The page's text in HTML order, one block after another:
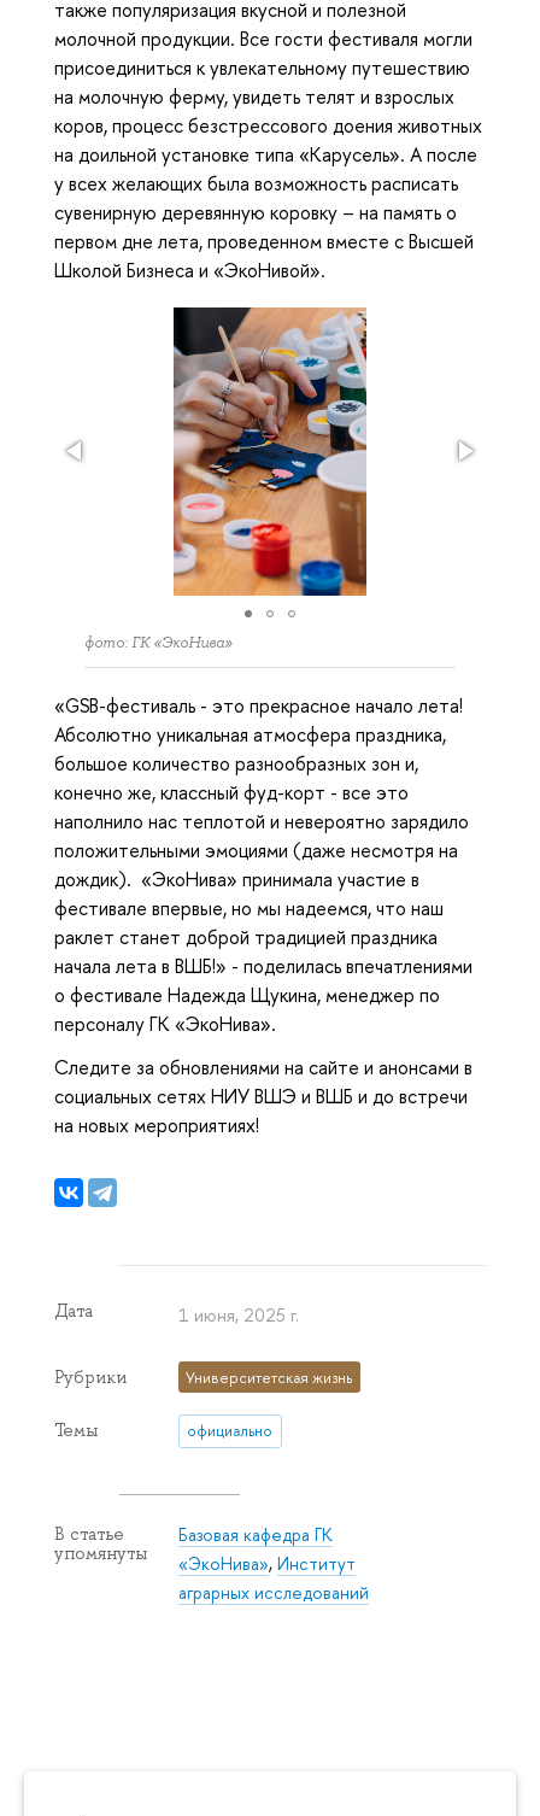
также популяризация вкусной и полезной
молочной продукции. Все гости фестиваля могли
присоединиться к увлекательному путешествию
на молочную ферму, увидеть телят и взрослых
коров, процесс безстрессового доения животных
на доильной установке типа «Карусель». А после
у всех желающих была возможность расписать
сувенирную деревянную коровку – на память о
первом дне лета, проведенном вместе с Высшей
Школой Бизнеса и «ЭкоНивой».
фото: ГК «ЭкоНива»
«GSB-фестиваль - это прекрасное начало лета!
Абсолютно уникальная атмосфера праздника,
большое количество разнообразных зон и,
конечно же, классный фуд-корт - все это
наполнило нас теплотой и невероятно зарядило
положительными эмоциями (даже несмотря на
дождик). «ЭкоНива» принимала участие в
фестивале впервые, но мы надеемся, что наш
раклет станет доброй традицией праздника
начала лета в ВШБ!» - поделилась впечатлениями
о фестивале Надежда Щукина, менеджер по
персоналу ГК «ЭкоНива».
Следите за обновлениями на сайте и анонсами в
социальных сетях НИУ ВШЭ и ВШБ и до встречи
на новых мероприятиях!
Дата 1 июня, 2025 г.
Рубрики Университетская жизнь
Темы официально
В статье
упомянуты
Базовая кафедра ГК
«ЭкоНива»,Институт
аграрных исследований